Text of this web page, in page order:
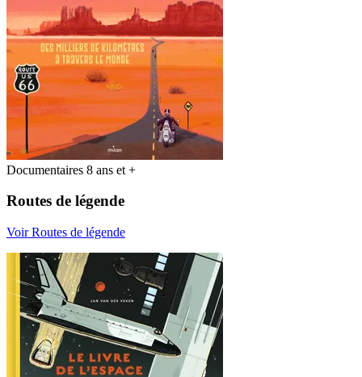
Documentaires 8 ans et +
Routes de légende
Voir Routes de légende